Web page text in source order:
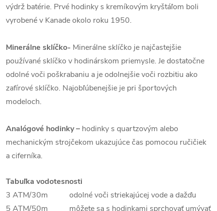
výdrž batérie. Prvé hodinky s kremíkovým kryštáľom boli
vyrobené v Kanade okolo roku 1950.
Minerálne sklíčko- Minerálne sklíčko je najčastejšie
používané sklíčko v hodinárskom priemysle. Je dostatočne
odolné voči poškrabaniu a je odolnejšie voči rozbitiu ako
zafírové sklíčko. Najobľúbenejšie je pri športových
modeloch.
Analógové hodinky – hodinky s quartzovým alebo
mechanickým strojčekom ukazujúce čas pomocou ručičiek
a ciferníka.
Tabuľka vodotesnosti
3 ATM/30m odolné voči striekajúcej vode a dažďu
5 ATM/50m môžete sa s hodinkami sprchovať umývať